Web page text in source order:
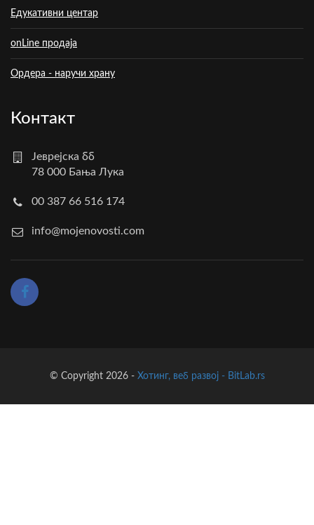
Едукативни центар
onLine продаја
Ордера - наручи храну
Контакт
Јеврејска бб
78 000 Бања Лука
00 387 66 516 174
info@mojenovosti.com
© Copyright 2026 - Хотинг, веб развој - BitLab.rs